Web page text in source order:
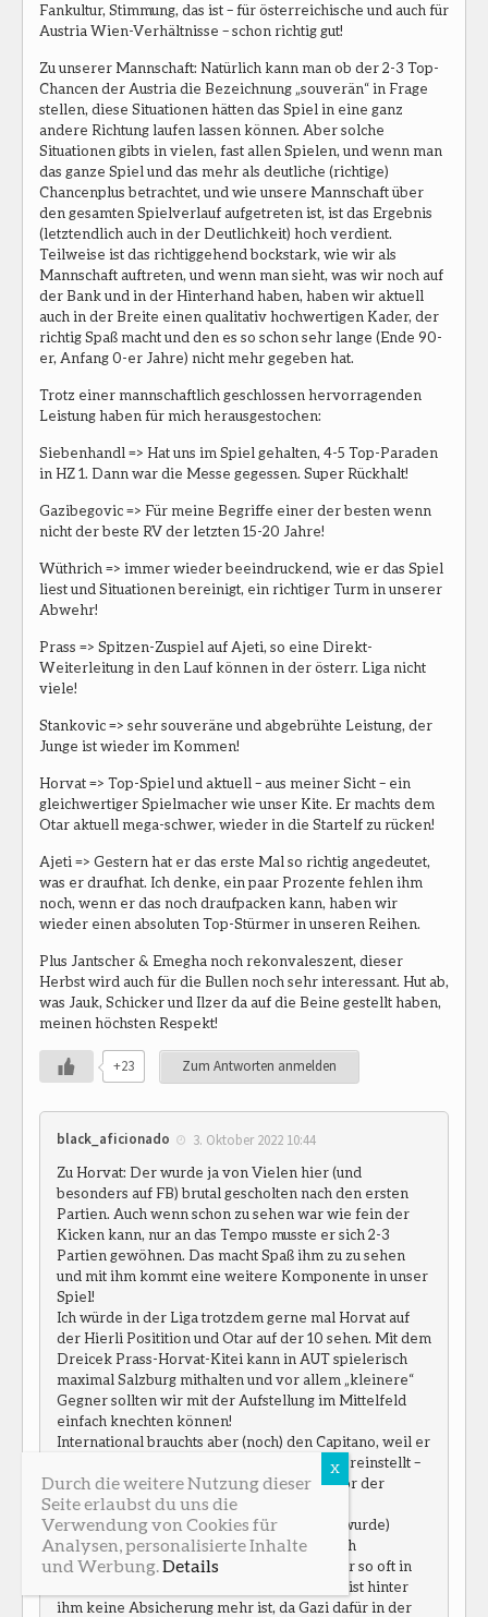
Fankultur, Stimmung, das ist – für österreichische und auch für
Austria Wien-Verhältnisse – schon richtig gut!
Zu unserer Mannschaft: Natürlich kann man ob der 2-3 Top-
Chancen der Austria die Bezeichnung „souverän“ in Frage
stellen, diese Situationen hätten das Spiel in eine ganz
andere Richtung laufen lassen können. Aber solche
Situationen gibts in vielen, fast allen Spielen, und wenn man
das ganze Spiel und das mehr als deutliche (richtige)
Chancenplus betrachtet, und wie unsere Mannschaft über
den gesamten Spielverlauf aufgetreten ist, ist das Ergebnis
(letztendlich auch in der Deutlichkeit) hoch verdient.
Teilweise ist das richtiggehend bockstark, wie wir als
Mannschaft auftreten, und wenn man sieht, was wir noch auf
der Bank und in der Hinterhand haben, haben wir aktuell
auch in der Breite einen qualitativ hochwertigen Kader, der
richtig Spaß macht und den es so schon sehr lange (Ende 90-
er, Anfang 0-er Jahre) nicht mehr gegeben hat.
Trotz einer mannschaftlich geschlossen hervorragenden
Leistung haben für mich herausgestochen:
Siebenhandl => Hat uns im Spiel gehalten, 4-5 Top-Paraden
in HZ 1. Dann war die Messe gegessen. Super Rückhalt!
Gazibegovic => Für meine Begriffe einer der besten wenn
nicht der beste RV der letzten 15-20 Jahre!
Wüthrich => immer wieder beeindruckend, wie er das Spiel
liest und Situationen bereinigt, ein richtiger Turm in unserer
Abwehr!
Prass => Spitzen-Zuspiel auf Ajeti, so eine Direkt-
Weiterleitung in den Lauf können in der österr. Liga nicht
viele!
Stankovic => sehr souveräne und abgebrühte Leistung, der
Junge ist wieder im Kommen!
Horvat => Top-Spiel und aktuell – aus meiner Sicht – ein
gleichwertiger Spielmacher wie unser Kite. Er machts dem
Otar aktuell mega-schwer, wieder in die Startelf zu rücken!
Ajeti => Gestern hat er das erste Mal so richtig angedeutet,
was er draufhat. Ich denke, ein paar Prozente fehlen ihm
noch, wenn er das noch draufpacken kann, haben wir
wieder einen absoluten Top-Stürmer in unseren Reihen.
Plus Jantscher & Emegha noch rekonvaleszent, dieser
Herbst wird auch für die Bullen noch sehr interessant. Hut ab,
was Jauk, Schicker und Ilzer da auf die Beine gestellt haben,
meinen höchsten Respekt!
+23 Zum Antworten anmelden
black_aficionado 3. Oktober 2022 10:44
Zu Horvat: Der wurde ja von Vielen hier (und
besonders auf FB) brutal gescholten nach den ersten
Partien. Auch wenn schon zu sehen war wie fein der
Kicken kann, nur an das Tempo musste er sich 2-3
Partien gewöhnen. Das macht Spaß ihm zu zu sehen
und mit ihm kommt eine weitere Komponente in unser
Spiel!
Ich würde in der Liga trotzdem gerne mal Horvat auf
der Hierli Positition und Otar auf der 10 sehen. Mit dem
Dreicek Prass-Horvat-Kitei kann in AUT spielerisch
maximal Salzburg mithalten und vor allem „kleinere“
Gegner sollten wir mit der Aufstellung im Mittelfeld
einfach knechten können!
International brauchts aber (noch) den Capitano, weil er
einfach ein Viech ist und seinen Körper gut reinstellt –
leider unterlaufen ihm (wie auch gestern vor der
zweiten Huskovic Situation, welche dann
fälschlicherweise auf Abseits entschieden wurde)
häufig so unfassbar billige Ballverluste durch
Balltechnik- oder Passfehler. Da rennen wir so oft in
brandgefährliche Situationen weil dann meist hinter
ihm keine Absicherung mehr ist, da Gazi dafür in der
Durch die weitere Nutzung dieser
Seite erlaubst du uns die
Verwendung von Cookies für
Analysen, personalisierte Inhalte
und Werbung.Details